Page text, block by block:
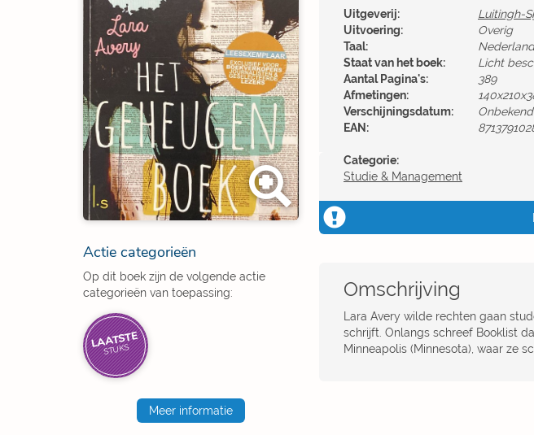
Actie categorieën
Op dit boek zijn de volgende actie
categorieën van toepassing:
LAATSTE
STUKS
Meer informatie
Uitgeverij:
Luitingh-
Uitvoering:
Overig
Taal:
Staat van het boek:
Licht
Aantal Pagina's:
389
Afmetingen:
Verschijningsdatum:
Onbekend
EAN:
Categorie:
Studie & Management
Omschrijving
Lara Avery wilde rechten gaan
schrijft. Onlangs schreef Booklist
Minneapolis (Minnesota), waar ze